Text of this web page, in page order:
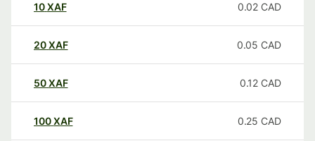
10XAF 0.02 CAD
20XAF 0.05 CAD
50XAF 0.12 CAD
100XAF 0.25 CAD